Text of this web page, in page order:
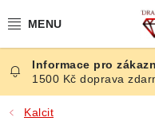
na
ČESKÉ KAMENY
ŠPERKY
1500 Kč doprava
Kalcit